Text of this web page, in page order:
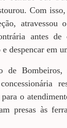
Com
atravessou
antes de
despencar em
de
o
presas às